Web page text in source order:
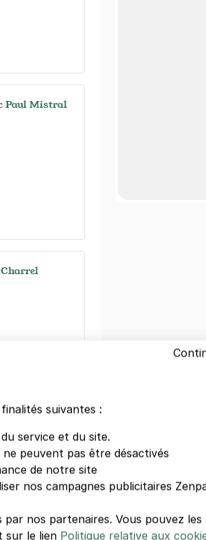
Paul Mistral
Bruno
suivantes :
service et du site.
peuvent pas être désactivés
de notre site
nos campagnes publicitaires
nos partenaires. Vous pouvez
sur le lien Politique relative aux